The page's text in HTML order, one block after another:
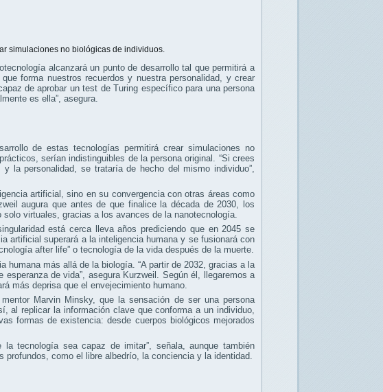
simulaciones no biológicas de individuos.
alcanzará un punto de desarrollo tal que permitirá a
forma nuestros recuerdos y nuestra personalidad, y crear
de aprobar un test de Turing específico para una persona
es ella”, asegura.
de estas tecnologías permitirá crear simulaciones no
serían indistinguibles de la persona original. “Si crees
la personalidad, se trataría de hecho del mismo individuo”,
artificial, sino en su convergencia con otras áreas como
augura que antes de que finalice la década de 2030, los
virtuales, gracias a los avances de la nanotecnología.
está cerca lleva años prediciendo que en 2045 se
artificial superará a la inteligencia humana y se fusionará con
after life” o tecnología de la vida después de la muerte.
más allá de la biología. “A partir de 2032, gracias a la
de vida”, asegura Kurzweil. Según él, llegaremos a
más deprisa que el envejecimiento humano.
Marvin Minsky, que la sensación de ser una persona
al replicar la información clave que conforma a un individuo,
formas de existencia: desde cuerpos biológicos mejorados
tecnología sea capaz de imitar”, señala, aunque también
como el libre albedrío, la conciencia y la identidad.